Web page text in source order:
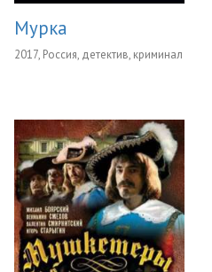
Мурка
2017, Россия, детектив, криминал